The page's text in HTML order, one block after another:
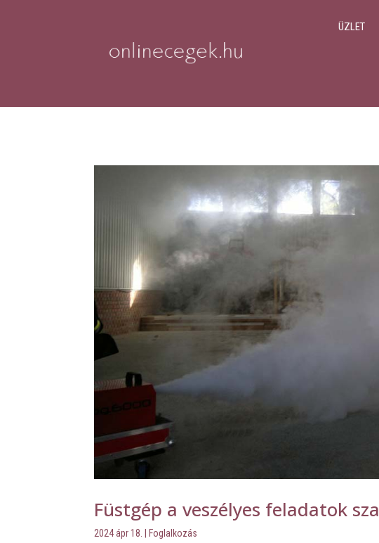
ÜZLET
Füstgép a veszélyes feladatok
2024 ápr 18. |Foglalkozás